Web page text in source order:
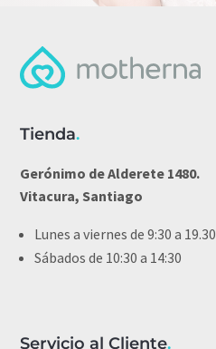
Tienda.
Gerónimo de Alderete 1480.
Vitacura, Santiago
Lunes a viernes de 9:30 a 19.30
Sábados de 10:30 a 14:30
Servicio al Cliente.